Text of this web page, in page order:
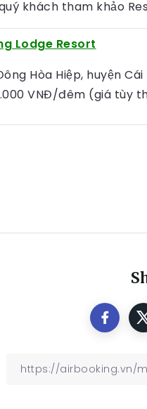
khách tham khảo
Lodge Resort
Hòa Hiệp, huyện
VNĐ/đêm (giá tùy